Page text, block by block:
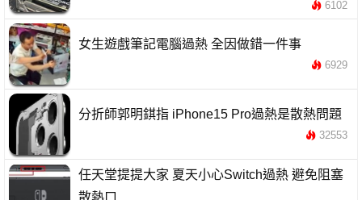
6102
女生遊戲筆記電腦過熱 全因做錯一件事
6929
分折師郭明錤指 iPhone15 Pro過熱是散熱問題
32553
任天堂提提大家 夏天小心Switch過熱 避免阻塞
散熱口